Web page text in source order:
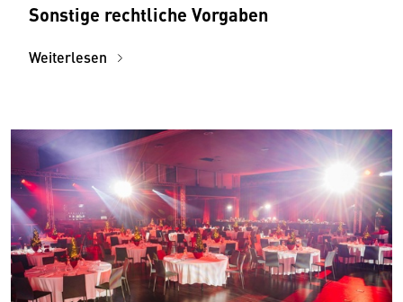
Sonstige rechtliche Vorgaben
Weiterlesen